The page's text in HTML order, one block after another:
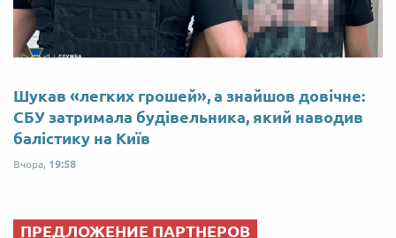
Шукав «легких грошей», а знайшов довічне:
СБУ затримала будівельника, який наводив
балістику на Київ
Вчора, 19:58
ПРЕДЛОЖЕНИЕ ПАРТНЕРОВ